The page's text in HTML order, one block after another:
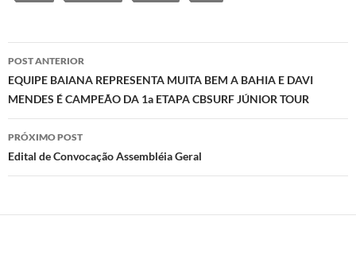
Navegação
de
posts
POST ANTERIOR
EQUIPE BAIANA REPRESENTA MUITA BEM A BAHIA E DAVI
MENDES É CAMPEÃO DA 1a ETAPA CBSURF JÚNIOR TOUR
PRÓXIMO POST
Edital de Convocação Assembléia Geral